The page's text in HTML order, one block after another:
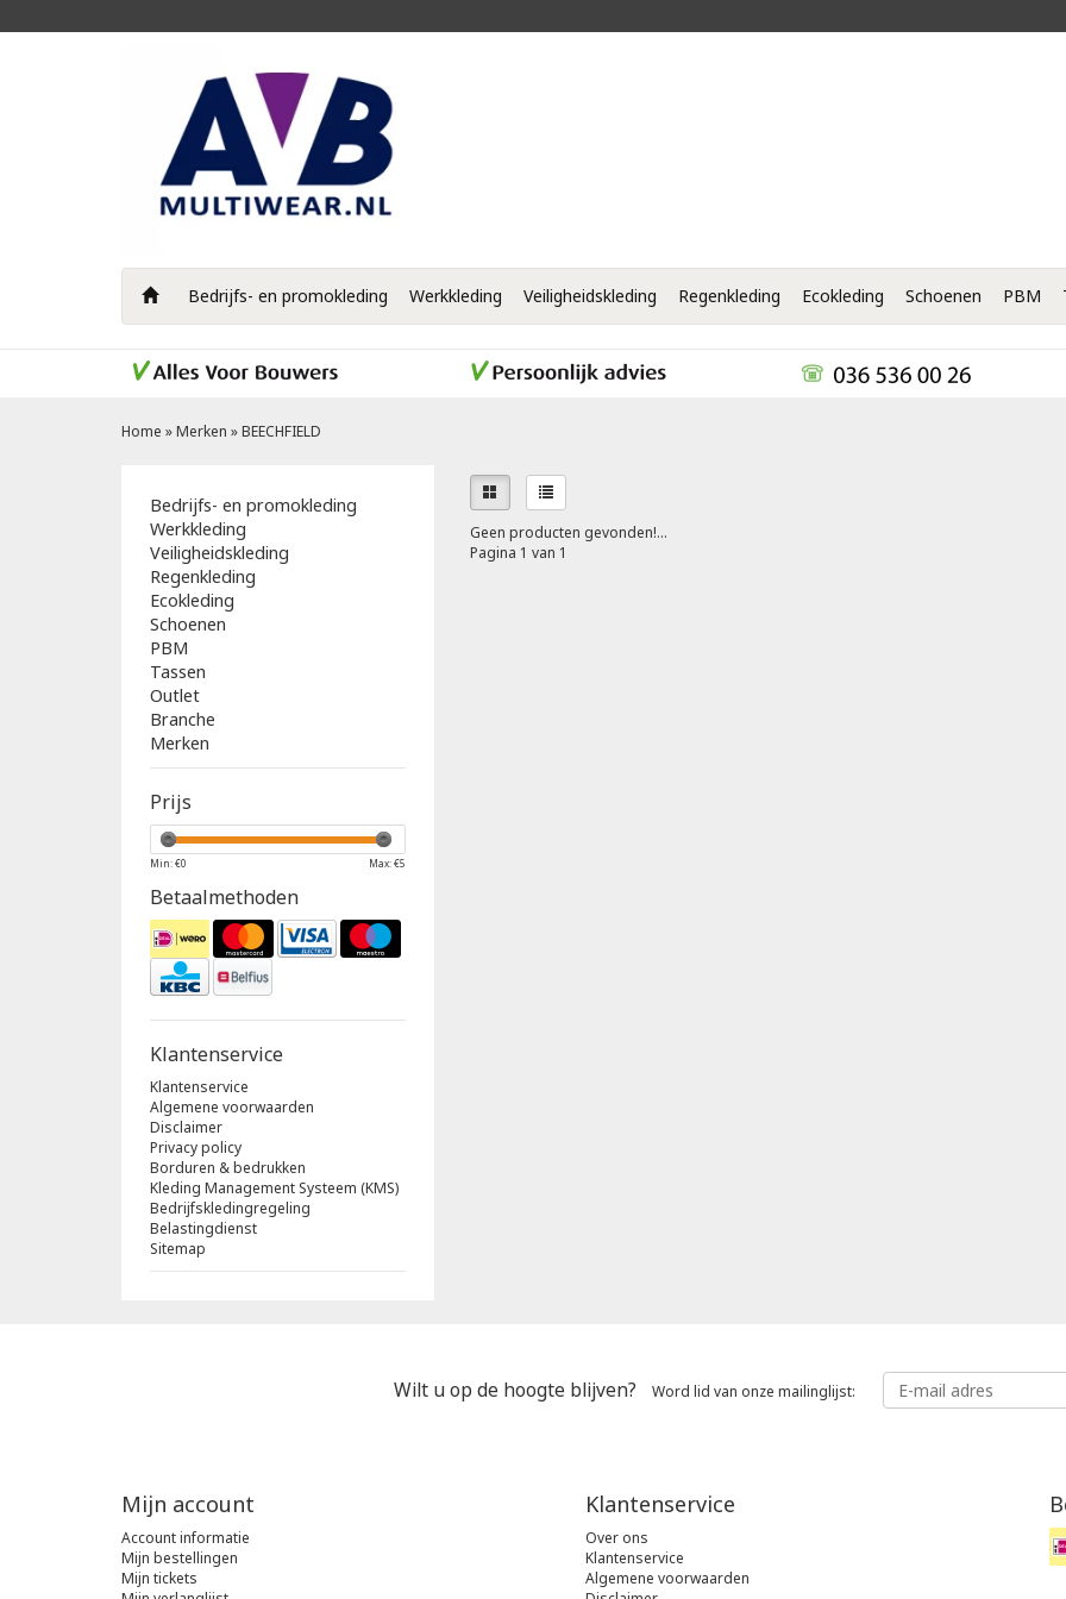
Bedrijfs- en promokleding Werkkleding Veiligheidskleding Regenkleding Ecokleding Schoenen PBM
Home »Merken »BEECHFIELD
Bedrijfs- en promokleding
Werkkleding
Veiligheidskleding
Regenkleding
Ecokleding
Schoenen
PBM
Tassen
Outlet
Branche
Merken
Prijs
Min: €0 Max: €5
Betaalmethoden
Klantenservice
Klantenservice
Algemene voorwaarden
Disclaimer
Privacy policy
Borduren & bedrukken
Kleding Management Systeem (KMS)
Bedrijfskledingregeling
Belastingdienst
Sitemap
Geen producten gevonden!...
Pagina 1 van 1
Wilt u op de hoogte blijven? Word lid van onze mailinglijst:
Mijn account
Account informatie
Mijn bestellingen
Mijn tickets
Klantenservice
Over ons
Klantenservice
Algemene voorwaarden